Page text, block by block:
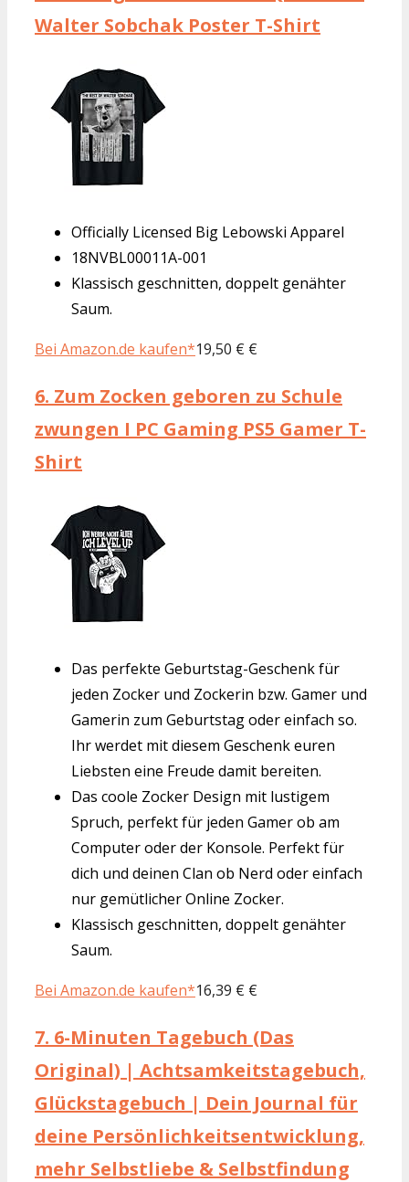
Walter Sobchak Poster T-Shirt
Officially Licensed Big Lebowski Apparel
18NVBL00011A-001
Klassisch geschnitten, doppelt genähter
Saum.
Bei Amazon.de kaufen*19,50 € €
6. Zum Zocken geboren zu Schule
zwungen I PC Gaming PS5 Gamer T-
Shirt
Das perfekte Geburtstag-Geschenk für
jeden Zocker und Zockerin bzw. Gamer und
Gamerin zum Geburtstag oder einfach so.
Ihr werdet mit diesem Geschenk euren
Liebsten eine Freude damit bereiten.
Das coole Zocker Design mit lustigem
Spruch, perfekt für jeden Gamer ob am
Computer oder der Konsole. Perfekt für
dich und deinen Clan ob Nerd oder einfach
nur gemütlicher Online Zocker.
Klassisch geschnitten, doppelt genähter
Saum.
Bei Amazon.de kaufen*16,39 € €
7. 6-Minuten Tagebuch (Das
Original) | Achtsamkeitstagebuch,
Glückstagebuch | Dein Journal für
deine Persönlichkeitsentwicklung,
mehr Selbstliebe & Selbstfindung